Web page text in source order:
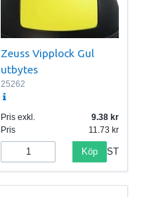
Zeuss Vipplock Gul
utbytes
25262
Pris exkl.
9.38
Pris
11.73
Köp ST